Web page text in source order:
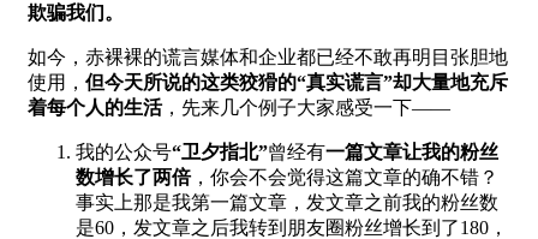
欺骗我们。
如今，赤裸裸的谎言媒体和企业都已经不敢再明目张胆地
使用， 但今天所说的这类狡猾的“真实谎言”却大量地充斥
着每个人的生活，先来几个例子大家感受一下——
我的公众号“卫夕指北”曾经有一篇文章让我的粉丝
数增长了两倍，你会不会觉得这篇文章的确不错？
事实上那是我第一篇文章，发文章之前我的粉丝数
是60，发文章之后我转到朋友圈粉丝增长到了180，